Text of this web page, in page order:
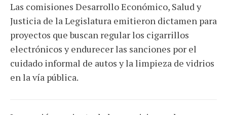
Las comisiones Desarrollo Económico, Salud y
Justicia de la Legislatura emitieron dictamen para
proyectos que buscan regular los cigarrillos
electrónicos y endurecer las sanciones por el
cuidado informal de autos y la limpieza de vidrios
en la vía pública.